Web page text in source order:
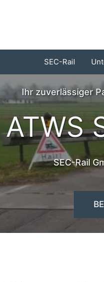
SEC-Rail
Ihr zuverlässiger
ATWS
SEC-Rail